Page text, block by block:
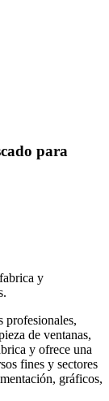
para
y
profesionales,
de ventanas,
y ofrece una
fines y sectores
gráficos,